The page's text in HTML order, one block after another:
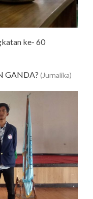
ke- 60
GANDA? (Jurnalika)